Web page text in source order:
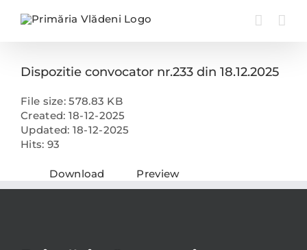
Dispozitie convocator nr.233 din 18.12.2025
File size: 578.83 KB
Created: 18-12-2025
Updated: 18-12-2025
Hits: 93
Download Preview